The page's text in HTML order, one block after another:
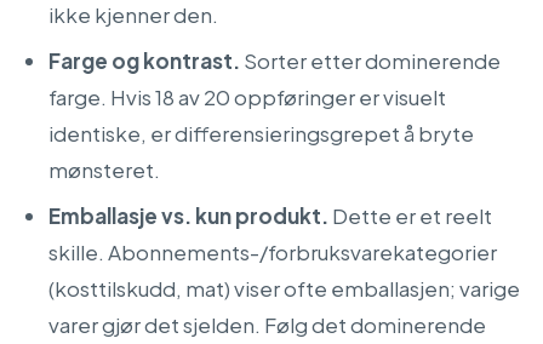
ikke kjenner den.
Farge og kontrast. Sorter etter dominerende
farge. Hvis 18 av 20 oppføringer er visuelt
identiske, er differensieringsgrepet å bryte
mønsteret.
Emballasje vs. kun produkt. Dette er et reelt
skille. Abonnements-/forbruksvarekategorier
(kosttilskudd, mat) viser ofte emballasjen; varige
varer gjør det sjelden. Følg det dominerende